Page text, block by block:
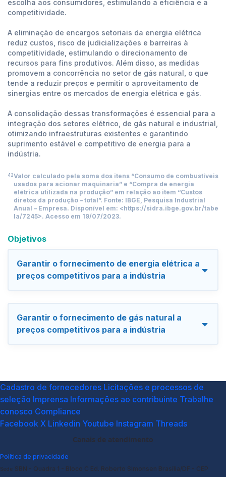
escolha aos consumidores, estimulando a eficiência e a
competitividade.
A eliminação de encargos setoriais da energia elétrica
reduz custos, risco de judicializações e barreiras à
competitividade, estimulando o direcionamento de
recursos para fins produtivos. Além disso, as medidas
promovem a concorrência no setor de gás natural, o que
tende a reduzir preços e permitir o aproveitamento de
sinergias entre os mercados de energia elétrica e gás.
A consolidação dessas transformações é essencial para a
integração dos setores elétrico, de gás natural e industrial,
otimizando infraestruturas existentes e garantindo
suprimento estável e competitivo de energia para a
indústria.
42Valor calculado pela soma dos itens “Consumo de combustíveis
usados para acionar maquinaria” e “Compra de energia
elétrica utilizada na produção” em relação ao item “Custos
diretos da produção – total”. Fonte: IBGE, Pesquisa Industrial
Anual – Empresa. Disponível em: <https://sidra.ibge.gov.br/tabe
la/7245>. Acesso em 19/07/2023.
Objetivos
Garantir o fornecimento de energia elétrica a
preços competitivos para a indústria
Garantir o fornecimento de gás natural a
preços competitivos para a indústria
Cadastro de fornecedores Licitações e processos de
seleção Imprensa Informações ao contribuinte Trabalhe
conosco Compliance
Facebook X Linkedin Youtube Instagram Threads
Canais de atendimento
Política de privacidade
Sede SBN - Quadra 1 - Bloco C Ed. Roberto Simonsen Brasília/DF - CEP